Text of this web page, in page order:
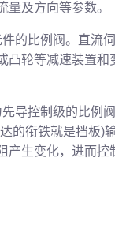
及方向等参数。
比例阀。直流伺
凸轮等减速装置和
导控制级的比例
的衔铁就是挡板)
生变化，进而控